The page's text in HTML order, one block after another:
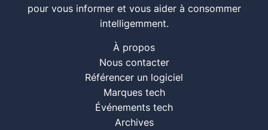
pour vous informer et vous aider à consommer
intelligemment.
À propos
Nous contacter
Référencer un logiciel
Marques tech
Événements tech
Archives